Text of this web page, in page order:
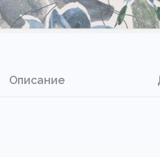
Описание